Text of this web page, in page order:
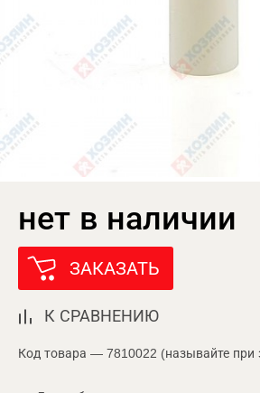
нет в наличии
ЗАКАЗАТЬ
К СРАВНЕНИЮ
Код товара — 7810022 (называйте при